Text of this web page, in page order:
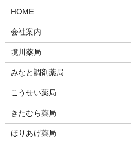
HOME
会社案内
境川薬局
みなと調剤薬局
こうせい薬局
きたむら薬局
ほりあげ薬局